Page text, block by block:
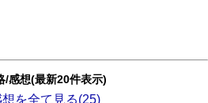
/感想(最新20件表示)
を全て見る(25)